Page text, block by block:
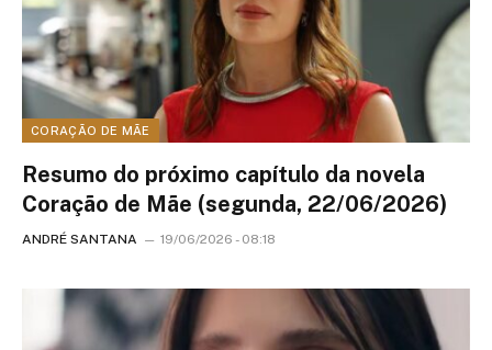
CORAÇÃO DE MÃE
Resumo do próximo capítulo da novela
Coração de Mãe (segunda, 22/06/2026)
ANDRÉ SANTANA 19/06/2026 - 08:18